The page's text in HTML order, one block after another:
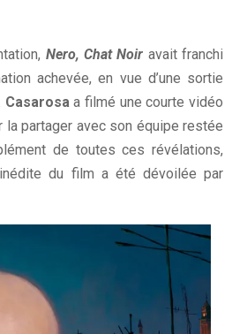
Nero, Chat Noir avait franchi
achevée, en vue d’une sortie
Casarosa a filmé une courte vidéo
partager avec son équipe restée
de toutes ces révélations,
du film a été dévoilée par